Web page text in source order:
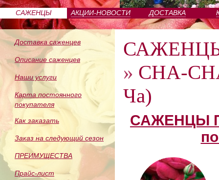
САЖЕНЦЫ
ПИТОМНИКА
АКЦИИ-НОВОСТИ ДОСТАВКА
Доставка саженцев
Описание саженцев
Наши услуги
Карта постоянного
покупателя
Как заказать
Заказ на следующий сезон
ПРЕИМУЩЕСТВА
Прайс-лист
» CHA-
Ча)
САЖЕНЦЫ